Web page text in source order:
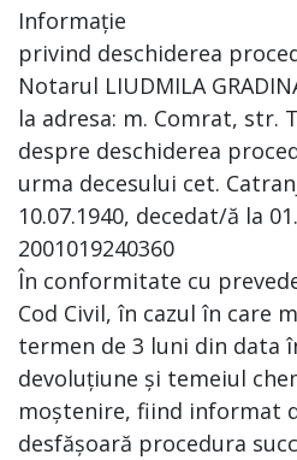
Informație
privind deschiderea
Notarul LIUDMILA
la adresa: m. Comrat, str.
despre deschiderea
urma decesului cet.
10.07.1940, decedat/ă la
2001019240360
În conformitate cu
Cod Civil, în cazul în care
termen de 3 luni din data
devoluțiune și temeiul
moștenire, fiind informat
desfășoară procedura